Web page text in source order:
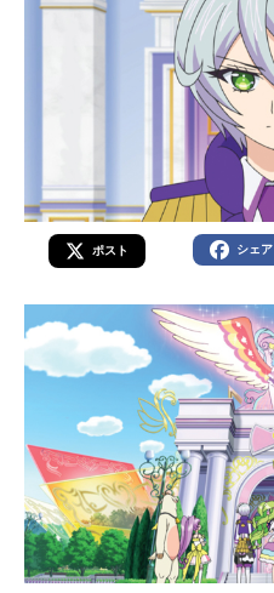
ポスト シェア